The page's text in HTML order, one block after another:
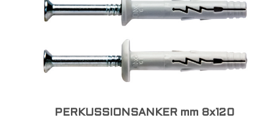
PERKUSSIONSANKER mm 8x120